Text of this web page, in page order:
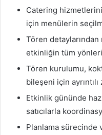
Catering
için menülerin
Tören
etkinliğin tüm
Tören kurulumu,
bileşeni için
Etkinlik gününde
satıcılarla
Planlama